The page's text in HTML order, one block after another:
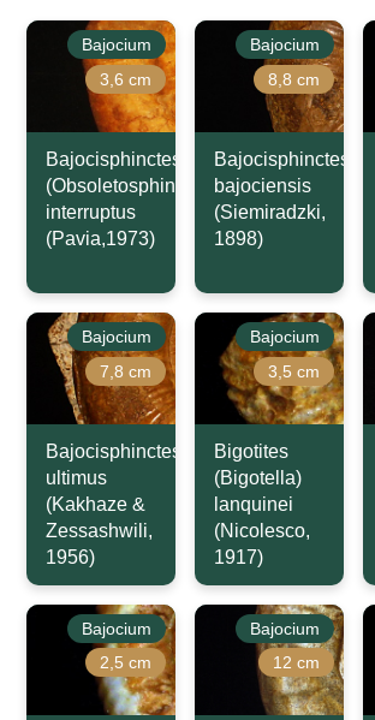
Bajocium
3,6 cm
Bajocisphinctes
(Obsoletosphinctes)
interruptus
(Pavia,1973)
Bajocium
8,8 cm
Bajocisphinctes
bajociensis
(Siemiradzki,
1898)
Bajocium
7,8 cm
Bajocisphinctes
ultimus
(Kakhaze &
Zessashwili,
1956)
Bajocium
3,5 cm
Bigotites
(Bigotella)
lanquinei
(Nicolesco,
1917)
Bajocium
2,5 cm
Bajocium
12 cm